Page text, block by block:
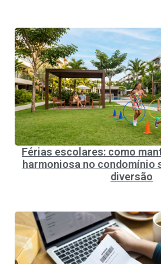
Férias escolares: como
harmoniosa no condomínio
diversão